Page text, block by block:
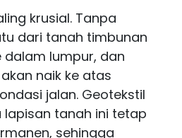
krusial. Tanpa
dari tanah timbunan
lumpur, dan
naik ke atas
jalan. Geotekstil
tanah ini tetap
sehingga